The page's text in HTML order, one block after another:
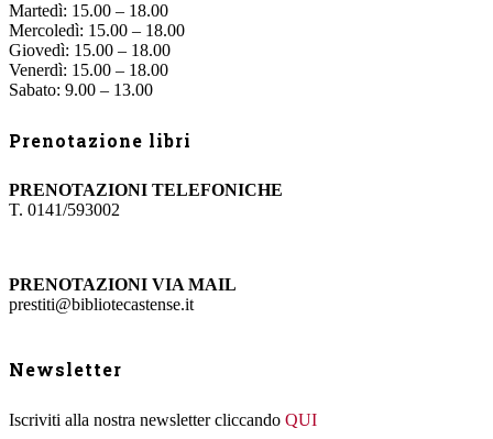
Martedì: 15.00 – 18.00
Mercoledì: 15.00 – 18.00
Giovedì: 15.00 – 18.00
Venerdì: 15.00 – 18.00
Sabato: 9.00 – 13.00
Prenotazione libri
PRENOTAZIONI TELEFONICHE
T. 0141/593002
PRENOTAZIONI VIA MAIL
prestiti@bibliotecastense.it
Newsletter
Iscriviti alla nostra newsletter cliccando QUI